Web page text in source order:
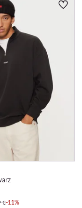
€-11%